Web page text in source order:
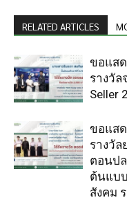
RELATED ARTICLES
ขอแส
รางวัล
Seller
ขอแส
รางวั
ตอนป
ต้นแบ
สังคม